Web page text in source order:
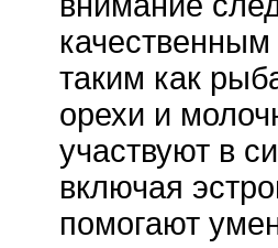
таким как
орехи и
участвуют в
включая
помогают